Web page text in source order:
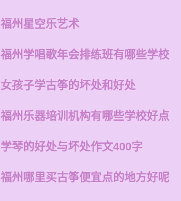
福州星空乐艺术
福州学唱歌年会排练班有哪些学校
女孩子学古筝的坏处和好处
福州乐器培训机构有哪些学校好点
学琴的好处与坏处作文400字
福州哪里买古筝便宜点的地方好呢